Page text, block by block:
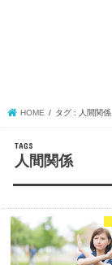
HOME タグ : 人間関係
人間関係